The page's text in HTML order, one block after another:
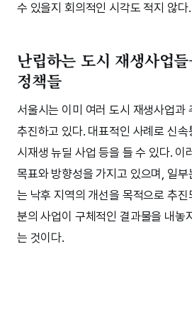
수 있을지 회의적인 시각도 적지 않다.
난립하는 도시 재생사업
정책들
서울시는 이미 여러 도시 재생사업과
추진하고 있다. 대표적인 사례로 신
시재생 뉴딜 사업 등을 들 수 있다. 이
목표와 방향성을 가지고 있으며, 일
는 낙후 지역의 개선을 목적으로 추
분의 사업이 구체적인 결과물을 내놓
는 것이다.